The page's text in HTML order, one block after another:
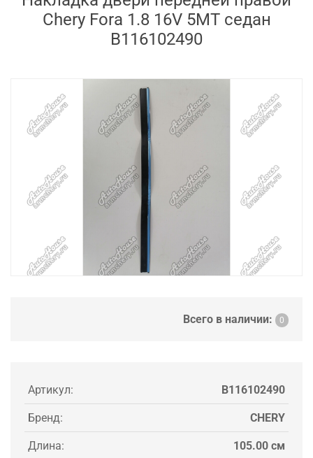
Chery Fora 1.8 16V 5MT седан
B116102490
Всего в наличии: 0
Артикул: B116102490
Бренд: CHERY
Длина: 105.00 см